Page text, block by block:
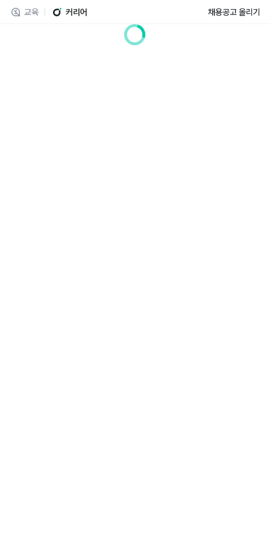
교육 커리어 채용공고 올리기